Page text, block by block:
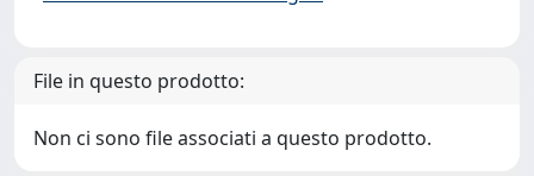
File in questo prodotto:
Non ci sono file associati a questo prodotto.